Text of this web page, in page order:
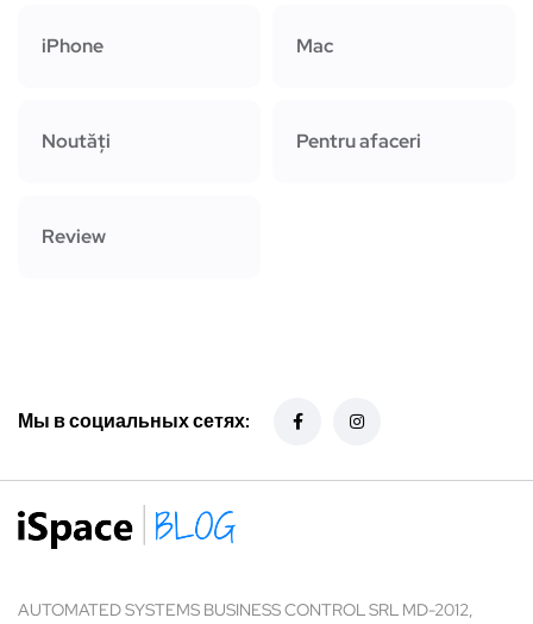
iPhone Mac
Noutăți Pentru afaceri
Review
Мы в социальных сетях:
AUTOMATED SYSTEMS BUSINESS CONTROL SRL MD-2012,